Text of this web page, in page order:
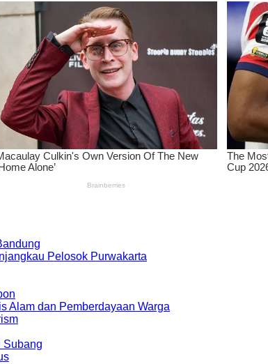
Pelosok Purwakarta
Alam dan Pemberdayaan Warga
Subang